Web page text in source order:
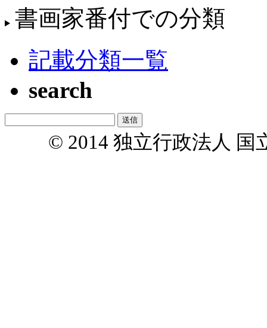
書画家番付での分類
記載分類一覧
search
© 2014 独立行政法人 国